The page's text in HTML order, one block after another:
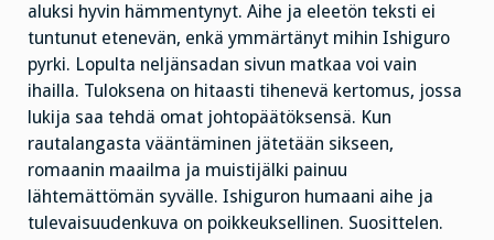
aluksi hyvin hämmentynyt. Aihe ja eleetön teksti ei
tuntunut etenevän, enkä ymmärtänyt mihin Ishiguro
pyrki. Lopulta neljänsadan sivun matkaa voi vain
ihailla. Tuloksena on hitaasti tihenevä kertomus, jossa
lukija saa tehdä omat johtopäätöksensä. Kun
rautalangasta vääntäminen jätetään sikseen,
romaanin maailma ja muistijälki painuu
lähtemättömän syvälle. Ishiguron humaani aihe ja
tulevaisuudenkuva on poikkeuksellinen. Suosittelen.